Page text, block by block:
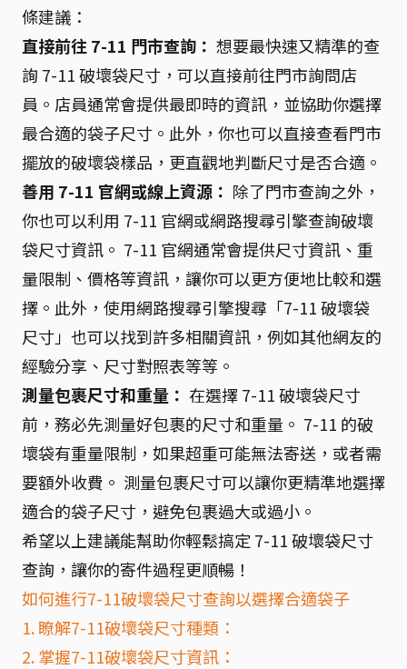
條建議：
直接前往 7-11 門市查詢： 想要最快速又精準的查
詢 7-11 破壞袋尺寸，可以直接前往門市詢問店
員。店員通常會提供最即時的資訊，並協助你選擇
最合適的袋子尺寸。此外，你也可以直接查看門市
擺放的破壞袋樣品，更直觀地判斷尺寸是否合適。
善用 7-11 官網或線上資源： 除了門市查詢之外，
你也可以利用 7-11 官網或網路搜尋引擎查詢破壞
袋尺寸資訊。 7-11 官網通常會提供尺寸資訊、重
量限制、價格等資訊，讓你可以更方便地比較和選
擇。此外，使用網路搜尋引擎搜尋「7-11 破壞袋
尺寸」也可以找到許多相關資訊，例如其他網友的
經驗分享、尺寸對照表等等。
測量包裹尺寸和重量： 在選擇 7-11 破壞袋尺寸
前，務必先測量好包裹的尺寸和重量。 7-11 的破
壞袋有重量限制，如果超重可能無法寄送，或者需
要額外收費。 測量包裹尺寸可以讓你更精準地選擇
適合的袋子尺寸，避免包裹過大或過小。
希望以上建議能幫助你輕鬆搞定 7-11 破壞袋尺寸
查詢，讓你的寄件過程更順暢！
如何進行7-11破壞袋尺寸查詢以選擇合適袋子
1. 瞭解7-11破壞袋尺寸種類：
2. 掌握7-11破壞袋尺寸資訊：